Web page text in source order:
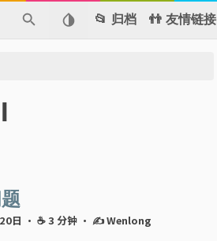
📂 归档 👬 友情链接
日 · ☕ 3 分钟 · ✍ Wenlong